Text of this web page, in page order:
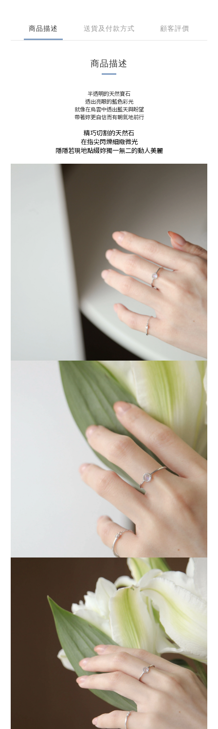
商品描述 送貨及付款方式 顧客評價
商品描述
半透明的天然寶石
透出亮眼的藍色彩光
就像在烏雲中透出藍天與盼望
帶著妳更自信而有朝氣地前行
精巧切割的天然石
在指尖閃爍細緻微光
隱隱若現地點綴妳獨一無二的動人美麗